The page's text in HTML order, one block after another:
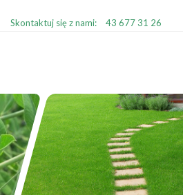
Skontaktuj się z nami: 43 677 31 26